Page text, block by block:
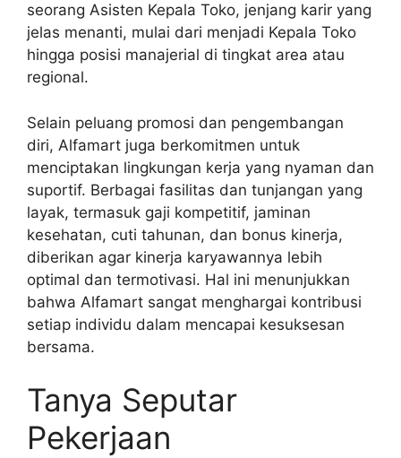
seorang Asisten Kepala Toko, jenjang karir yang
jelas menanti, mulai dari menjadi Kepala Toko
hingga posisi manajerial di tingkat area atau
regional.
Selain peluang promosi dan pengembangan
diri, Alfamart juga berkomitmen untuk
menciptakan lingkungan kerja yang nyaman dan
suportif. Berbagai fasilitas dan tunjangan yang
layak, termasuk gaji kompetitif, jaminan
kesehatan, cuti tahunan, dan bonus kinerja,
diberikan agar kinerja karyawannya lebih
optimal dan termotivasi. Hal ini menunjukkan
bahwa Alfamart sangat menghargai kontribusi
setiap individu dalam mencapai kesuksesan
bersama.
Tanya Seputar
Pekerjaan